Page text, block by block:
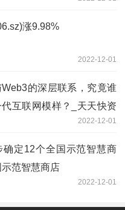
涨9.98%
2022-12-01
的深层联系，究竟谁
互联网模样？_天天快资
2022-12-01
确定12个全国示范智慧商
范智慧商店
2022-12-01